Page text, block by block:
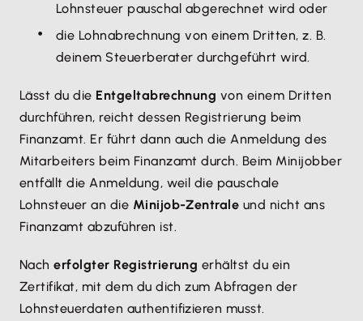
Lohnsteuer pauschal abgerechnet wird oder
die Lohnabrechnung von einem Dritten, z. B.
deinem Steuerberater durchgeführt wird.
Lässt du die Entgeltabrechnung von einem Dritten
durchführen, reicht dessen Registrierung beim
Finanzamt. Er führt dann auch die Anmeldung des
Mitarbeiters beim Finanzamt durch. Beim Minijobber
entfällt die Anmeldung, weil die pauschale
Lohnsteuer an die Minijob-Zentrale und nicht ans
Finanzamt abzuführen ist.
Nacherfolgter Registrierung erhältst du ein
Zertifikat, mit dem du dich zum Abfragen der
Lohnsteuerdaten authentifizieren musst.